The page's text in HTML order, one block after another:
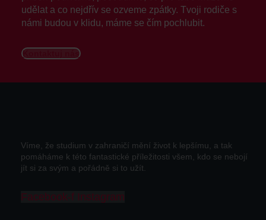
udělat a co nejdřív se ozveme zpátky. Tvoji rodiče s
námi budou v klidu, máme se čím pochlubit.
Kontaktuj nás
Víme, že studium v zahraničí mění život k lepšímu, a tak
pomáháme k této fantastické příležitosti všem, kdo se nebojí
jít si za svým a pořádně si to užít.
Facebook-f Instagram